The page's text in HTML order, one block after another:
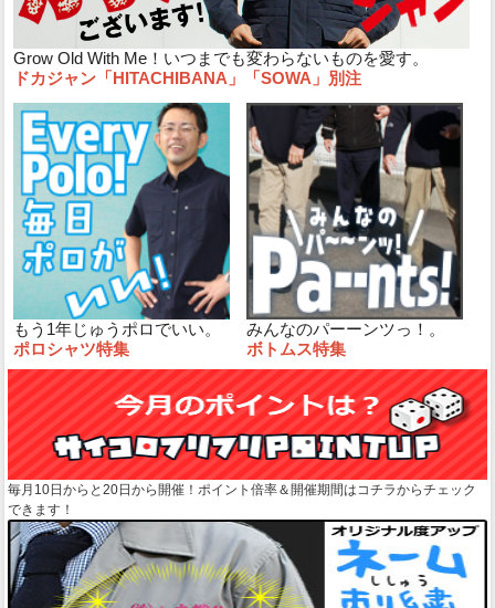
Grow Old With Me！いつまでも変わらないものを愛す。
ドカジャン「HITACHIBANA」「SOWA」別注
もう1年じゅうポロでいい。
ポロシャツ特集
みんなのパーーンツっ！。
ボトムス特集
毎月10日からと20日から開催！ポイント倍率＆開催期間はコチラからチェック
できます！